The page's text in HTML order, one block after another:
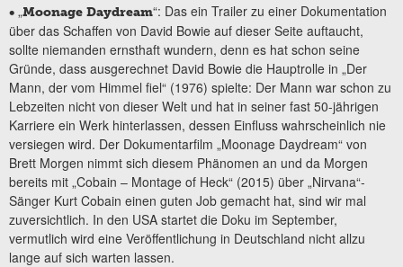
• „Moonage Daydream“: Das ein Trailer zu einer Dokumentation
über das Schaffen von David Bowie auf dieser Seite auftaucht,
sollte niemanden ernsthaft wundern, denn es hat schon seine
Gründe, dass ausgerechnet David Bowie die Hauptrolle in „Der
Mann, der vom Himmel fiel“ (1976) spielte: Der Mann war schon zu
Lebzeiten nicht von dieser Welt und hat in seiner fast 50-jährigen
Karriere ein Werk hinterlassen, dessen Einfluss wahrscheinlich nie
versiegen wird. Der Dokumentarfilm „Moonage Daydream“ von
Brett Morgen nimmt sich diesem Phänomen an und da Morgen
bereits mit „Cobain – Montage of Heck“ (2015) über „Nirvana“-
Sänger Kurt Cobain einen guten Job gemacht hat, sind wir mal
zuversichtlich. In den USA startet die Doku im September,
vermutlich wird eine Veröffentlichung in Deutschland nicht allzu
lange auf sich warten lassen.